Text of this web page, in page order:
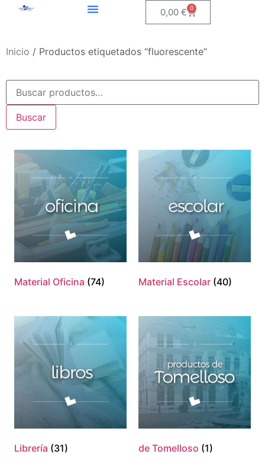
0,00€ 0
Inicio / Productos etiquetados “fluorescente”
Buscar
Material Oficina (74) Material Escolar (40)
Librería (31) de Tomelloso (1)